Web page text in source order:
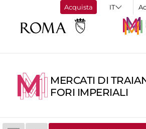
Acquista
MERCATI DI
FORI IMPERIALI